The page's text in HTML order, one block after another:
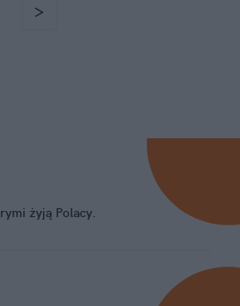
>
żyją Polacy.